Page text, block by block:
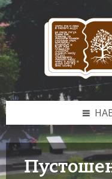
Skip
to
content
Skip
to
left
sidebar
Skip
to
footer